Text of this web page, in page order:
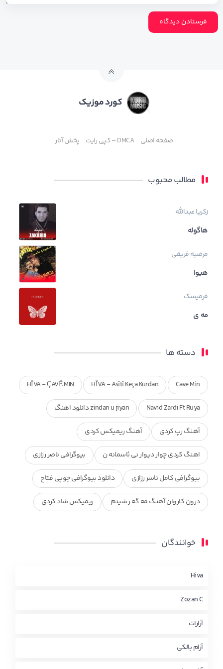
کورد موزیک
صفحه اصلی DMCA – کپی رایت پخش آثار
مطالب محبوب
زکریا عبدالله
هاگوله
مرضیه فریقی
هیوا
فرمیسک
مه ی
دسته ها
Cave Min
HÎVA - Asîtî Keça Kurdan
HÎVA - ÇAVÊ MIN
Navid Zardi Ft Ruya zindan u jiyan دانلود اهنگ
آهنگ رپ کردی آهنگ ریمیکس کردی
اهنگ کردی چوار دیوار نی ئاسمانه ن بیوگرافی ناصر رزازی
بیوگرافی کامل ناسر رزازی دانلود بیوگرافی چوپی فتاح
درون کاروان آهنگ مه گه ر شیتم ریمیکس شاد کردی
محمد جزا
چاو من
خوانندگان
Hiva
Zozan C
آرارات
آرام بالکی